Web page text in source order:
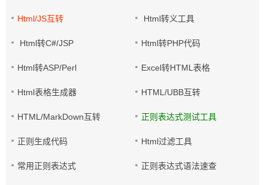
Html/JS互转 Html转义工具
Html转C#/JSP Html转PHP代码
Html转ASP/Perl Excel转HTML表格
Html表格生成器 HTML/UBB互转
HTML/MarkDown互转 正则表达式测试工具
正则生成代码 Html过滤工具
常用正则表达式 正则表达式语法速查